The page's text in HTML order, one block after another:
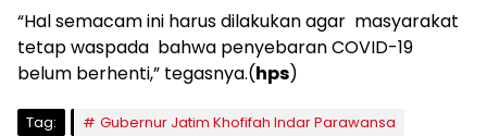
“Hal semacam ini harus dilakukan agar masyarakat
tetap waspada bahwa penyebaran COVID-19
belum berhenti,” tegasnya.(hps)
Tag: Gubernur Jatim Khofifah Indar Parawansa